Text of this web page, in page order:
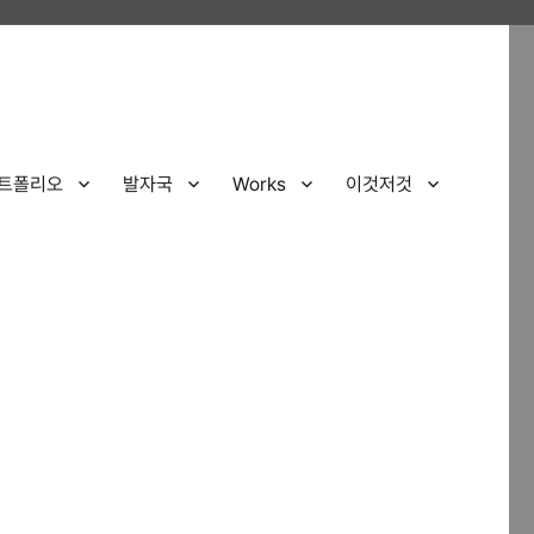
폴리오 발자국 Works 이것저것